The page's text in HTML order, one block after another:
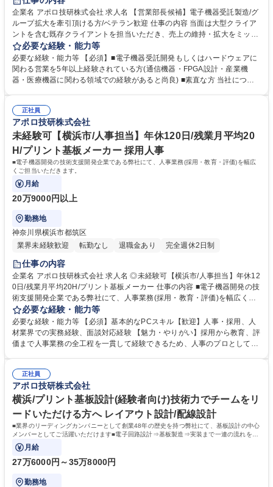
企業名 アポロ技研株式会社 求人名 【営業部長候補】電子機器受託製造/グ
ループ拡大を牽引頂ける方/ベテラン歓迎 仕事の内容 当面は大型クライア
ントを含む既存クライアントを担当いただき、売上の維持・拡大をミッシ
ョンとしてお任せします。当社事業成長に関わる重要なポジションとなり
ます。 ご入社後の期待：5年以内に課長、そして早期に部長候補としての
ご活躍を期待いたします。 部長に昇格した際には、グループ会社を跨いだ
営業会議・部長会議に出席、拡大を続ける弊社のグループ戦略を担う立ち
ープ拡大を牽引頂ける方/ベテラン歓迎
必要な経験・能力等
必要な経験・能力等 【必須】■電子機器受託開発もしくはハードウェアに
関わる営業を5年以上経験されている方(通信機器・FPGA設計・産業機
器・医療機器に関わる領域での経験があると尚良) ■素直な方 当社につい
成品に対する基板や電子部品を試作するところから提案可能。少ロットや
短納期の案件であっても対応ができ、小回りの利くところはお客様に選ば
れている理由です。近年は電化製品の小型化も進んでいる結果、電子部品
や基板の需要度があがっております。 学歴・資格 学歴：大学院 大学 高専
短大 専修学校 高校 語学力： 資格：第一種運転免許普通自動車
正社員
アポロ技研株式会社
未経験可【横浜市/人事担当】年休120日/残業月平均20
H/プリント基板メーカー 採用人事
■電子機器開発の技術支援開発企業である弊社にて、人事業務(採用・教育・評価)を幅広
くご担当いただきます。
月給
20万9000円以上
勤務地
神奈川県横浜市都筑区
業界未経験歓迎
転勤なし 退職金あり 完全週休2日制
仕事の内容
企業名 アポロ技研株式会社 求人名 ◎未経験可【横浜市/人事担当】年休12
0日/残業月平均20H/プリント基板メーカー 仕事の内容 ■電子機器開発の技
術支援開発企業である弊社にて、人事業務(採用・教育・評価)を幅広くご
担当いただきます。 ■新卒・中途採用の企画立案・運営、媒体選定、紹介
会社折衝■面接日程調整、内定者フォロー、入社対応■新入社員研修の企
画・運営、外部研修会社との調整■評価データの集計・分析、評価会議の
運営補助、制度運用■労務管理、勤怠管理チェック 「どんな人が入れば会
日/残業月平均20H/プリント基板メーカー
必要な経験・能力等
必要な経験・能力等 【必須】基本的なPCスキル【歓迎】人事・採用、人
材業界での実務経験、面談対応経験 【魅力・やりがい】採用から教育、評
価まで人事業務の全工程を一貫して経験できるため、人事のプロとして市
技術を支える組織の「核」として、大きな裁量を持って活躍できるチャン
ス。エンジニアの成長を支援し、会社と共に自分自身もステップアップで
きる実感を得られます。 学歴・資格 学歴：大学院 大学 高専 短大 専修学
校 高校 語学力： 資格：
正社員
アポロ技研株式会社
横浜/プリント基板設計(経験者向け)技術力でチームをリ
ードいただける方へ レイアウト設計/配線設計
■業界のリーディングカンパニーとして創業48年の歴史を持つ弊社にて、基板設計の中心
メンバーとしてご活躍いただけます■電子回路設計⇒基板製造⇒実装まで一連の流れをグ
ループ内で完結できる環境です。
月給
27万6000円～35万8000円
勤務地